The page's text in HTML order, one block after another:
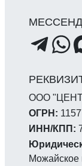
ООО
ОГРН:
ИНН/КПП:
Можайское